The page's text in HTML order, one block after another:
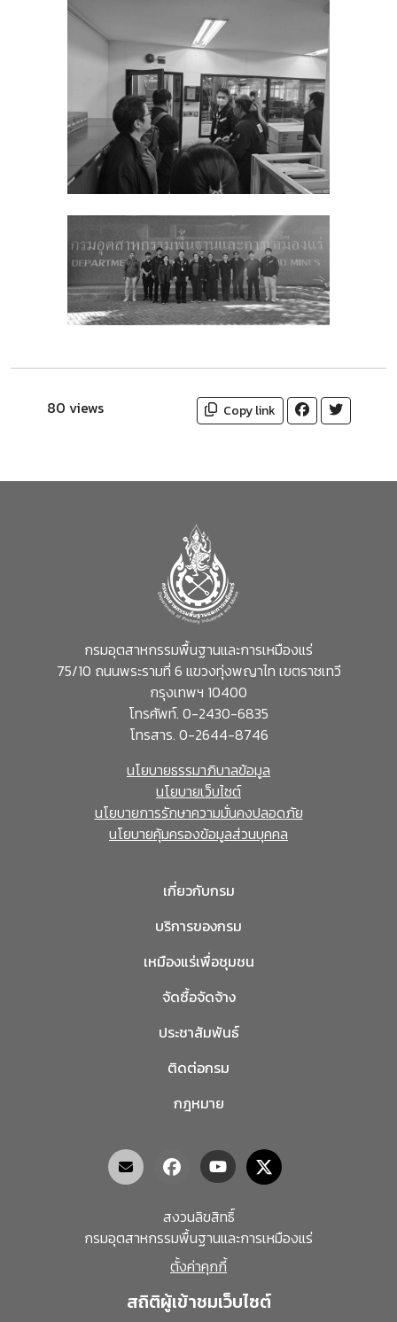
80 views Copy link
กรมอุตสาหกรรมพื้นฐานและการเหมืองแร่
75/10 ถนนพระรามที่ 6 แขวงทุ่งพญาไท เขตราชเทวี
กรุงเทพฯ 10400
โทรศัพท์. 0-2430-6835
โทรสาร. 0-2644-8746
นโยบายธรรมาภิบาลข้อมูล
นโยบายเว็บไซต์
นโยบายการรักษาความมั่นคงปลอดภัย
นโยบายคุ้มครองข้อมูลส่วนบุคคล
เกี่ยวกับกรม
บริการของกรม
เหมืองแร่เพื่อชุมชน
จัดซื้อจัดจ้าง
ประชาสัมพันธ์
ติดต่อกรม
กฎหมาย
สงวนลิขสิทธิ์
กรมอุตสาหกรรมพื้นฐานและการเหมืองแร่
ตั้งค่าคุกกี้
สถิติผู้เข้าชมเว็บไซต์